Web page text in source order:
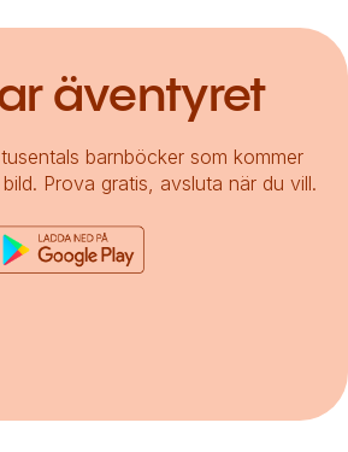
äventyret
barnböcker som kommer
Prova gratis, avsluta när du vill.